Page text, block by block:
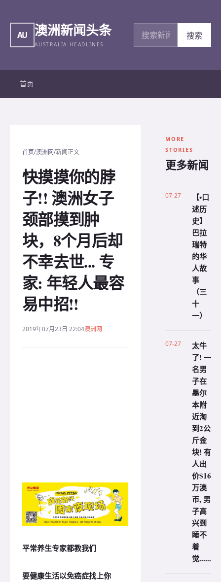
AU 澳洲新闻头条
AUSTRALIA HEADLINES
搜索新闻
搜索
首页
首页/澳洲网/新闻正文
快摸摸你的脖
子!! 澳洲女子
颈部摸到肿
块，8个月后却
不幸去世... 专
家: 年轻人最容
易中招!!
2019年07月23日 22:04澳洲网
平常养生专家都教我们
要健康生活以免癌症找上你
MORE
STORIES
更多新闻
07-27
【•口
述历
史】
巴拉
瑞特
的华
人故
事
（三
十
一）
07-27
太牛
了! 一
名男
子在
墨尔
本附
近淘
到2公
斤金
块! 有
人出
价$16
万澳
币, 男
子高
兴到
睡不
着
觉......